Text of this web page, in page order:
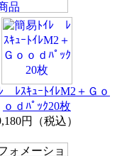
ﾚｽｷｭｰﾄｲﾚM2＋Ｇｏ
ｏｄﾊﾟｯｸ20枚
円（税込）